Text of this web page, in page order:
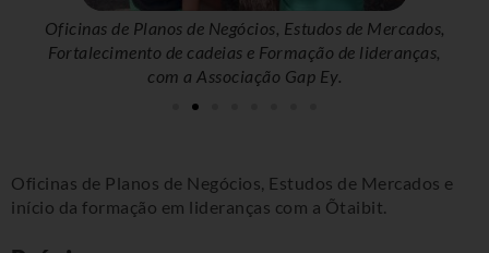
Oficinas de Planos de Negócios, Estudos de Mercados,
Fortalecimento de cadeias e Formação de lideranças,
com a Associação Gap Ey.
Oficinas de Planos de Negócios, Estudos de Mercados e
início da formação em lideranças com a Õtaibit.